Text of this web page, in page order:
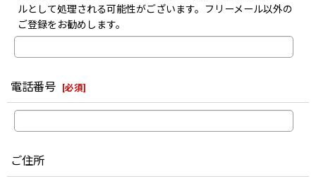
ルとして処理される可能性がございます。フリーメール以外の
ご登録をお勧めします。
電話番号 [必須]
ご住所